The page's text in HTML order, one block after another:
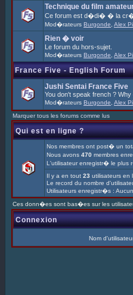
Technique du film
Ce forum est d�di� � la
Mod�rateurs Burgonde Alex
Rien � voir
Le forum du hors-sujet.
Mod�rateurs Burgonde Alex
France Five - English Forum
Jushi Sentai France Five
You don't speak french ?
Mod�rateurs Burgonde Alex
Marquer tous les forums comme lus
Qui est en ligne ?
Nos membres ont post� un
Nous avons 470 membres
L'utilisateur enregistr� le plus
Il y a en tout 23 utilisateurs
Le record du nombre
Utilisateurs enregistr�s : Aucun
Ces donn�es sont bas�es sur les
Connexion
Nom